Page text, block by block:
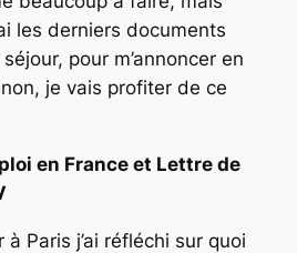
les derniers documents
pour m’annoncer en
je vais profiter de ce
en France et Lettre de
Paris j’ai réfléchi sur quoi